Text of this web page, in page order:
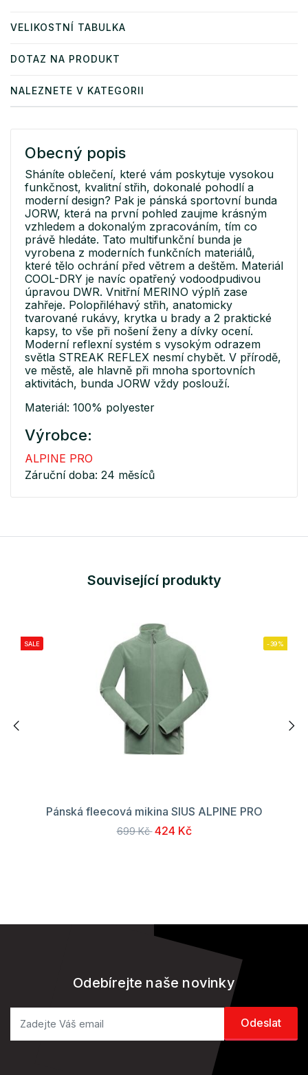
VELIKOSTNÍ TABULKA
DOTAZ NA PRODUKT
NALEZNETE V KATEGORII
Obecný popis
Sháníte oblečení, které vám poskytuje vysokou
funkčnost, kvalitní střih, dokonalé pohodlí a
moderní design? Pak je pánská sportovní bunda
JORW, která na první pohled zaujme krásným
vzhledem a dokonalým zpracováním, tím co
právě hledáte. Tato multifunkční bunda je
vyrobena z moderních funkčních materiálů,
které tělo ochrání před větrem a deštěm. Materiál
COOL-DRY je navíc opatřený vodoodpudivou
úpravou DWR. Vnitřní MERINO výplň zase
zahřeje. Polopřiléhavý střih, anatomicky
tvarované rukávy, krytka u brady a 2 praktické
kapsy, to vše při nošení ženy a dívky ocení.
Moderní reflexní systém s vysokým odrazem
světla STREAK REFLEX nesmí chybět. V přírodě,
ve městě, ale hlavně při mnoha sportovních
aktivitách, bunda JORW vždy poslouží.
Materiál: 100% polyester
Výrobce:
ALPINE PRO
Záruční doba: 24 měsíců
Související produkty
SALE -39%
Pánská fleecová mikina SIUS ALPINE PRO
699 Kč 424 Kč
Odebírejte naše novinky